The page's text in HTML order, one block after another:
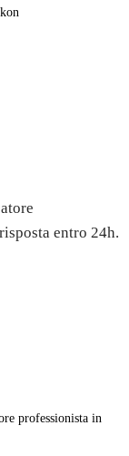
entro 24h.
professionista in